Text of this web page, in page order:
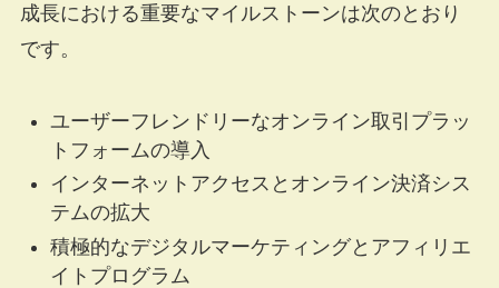
成長における重要なマイルストーンは次のとおり
です。
ユーザーフレンドリーなオンライン取引プラッ
トフォームの導入
インターネットアクセスとオンライン決済シス
テムの拡大
積極的なデジタルマーケティングとアフィリエ
イトプログラム